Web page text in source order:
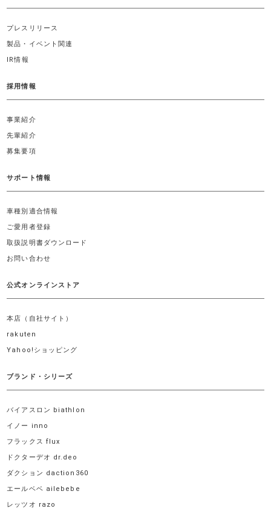
プレスリリース
製品・イベント関連
IR情報
採用情報
事業紹介
先輩紹介
募集要項
サポート情報
車種別適合情報
ご愛用者登録
取扱説明書ダウンロード
お問い合わせ
公式オンラインストア
本店（自社サイト）
rakuten
Yahoo!ショッピング
ブランド・シリーズ
バイアスロン biathlon
イノー inno
フラックス flux
ドクターデオ dr.deo
ダクション daction360
エールベベ ailebebe
レッツオ razo